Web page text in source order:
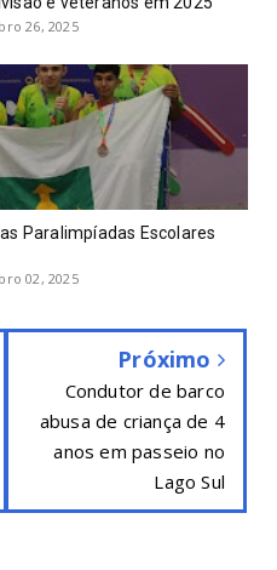
26, 2025
Paralimpíadas Escolares
02, 2025
Próximo
Condutor de barco
abusa de criança de 4
anos em passeio no
Lago Sul